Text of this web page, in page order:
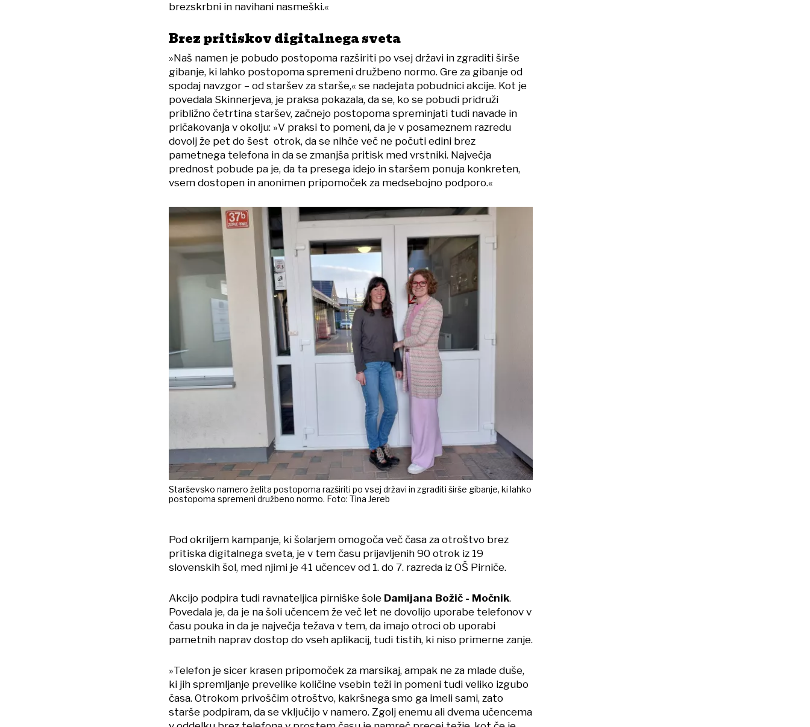
brezskrbni in navihani nasmeški.«
Brez pritiskov digitalnega sveta
»Naš namen je pobudo postopoma razširiti po vsej državi in zgraditi širše
gibanje, ki lahko postopoma spremeni družbeno normo. Gre za gibanje od
spodaj navzgor – od staršev za starše,« se nadejata pobudnici akcije. Kot je
povedala Skinnerjeva, je praksa pokazala, da se, ko se pobudi pridruži
približno četrtina staršev, začnejo postopoma spreminjati tudi navade in
pričakovanja v okolju: »V praksi to pomeni, da je v posameznem razredu
dovolj že pet do šest otrok, da se nihče več ne počuti edini brez
pametnega telefona in da se zmanjša pritisk med vrstniki. Največja
prednost pobude pa je, da ta presega idejo in staršem ponuja konkreten,
vsem dostopen in anonimen pripomoček za medsebojno podporo.«
Starševsko namero želita postopoma razširiti po vsej državi in zgraditi širše gibanje, ki lahko
postopoma spremeni družbeno normo. Foto: Tina Jereb
Pod okriljem kampanje, ki šolarjem omogoča več časa za otroštvo brez
pritiska digitalnega sveta, je v tem času prijavljenih 90 otrok iz 19
slovenskih šol, med njimi je 41 učencev od 1. do 7. razreda iz OŠ Pirniče.
Akcijo podpira tudi ravnateljica pirniške šole Damijana Božič - Močnik.
Povedala je, da je na šoli učencem že več let ne dovolijo uporabe telefonov v
času pouka in da je največja težava v tem, da imajo otroci ob uporabi
pametnih naprav dostop do vseh aplikacij, tudi tistih, ki niso primerne zanje.
»Telefon je sicer krasen pripomoček za marsikaj, ampak ne za mlade duše,
ki jih spremljanje prevelike količine vsebin teži in pomeni tudi veliko izgubo
časa. Otrokom privoščim otroštvo, kakršnega smo ga imeli sami, zato
starše podpiram, da se vključijo v namero. Zgolj enemu ali dvema učencema